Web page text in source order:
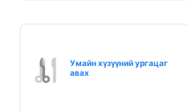
Умайн хүзүүний ургацаг
авах